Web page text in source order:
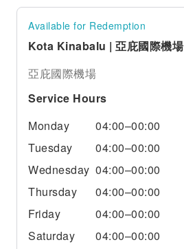
Available for Redemption
Kota Kinabalu | 亞庇國際機場
亞庇國際機場
Service Hours
Monday
04:00–00:00
Tuesday
04:00–00:00
Wednesday 04:00–00:00
Thursday
04:00–00:00
Friday
04:00–00:00
Saturday
04:00–00:00